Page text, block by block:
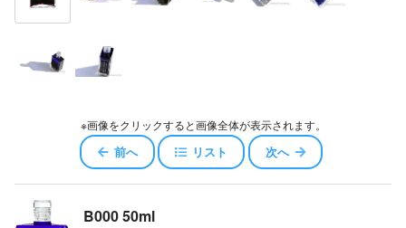
※画像をクリックすると画像全体が表示されます。
前へ リスト 次へ
B000 50ml